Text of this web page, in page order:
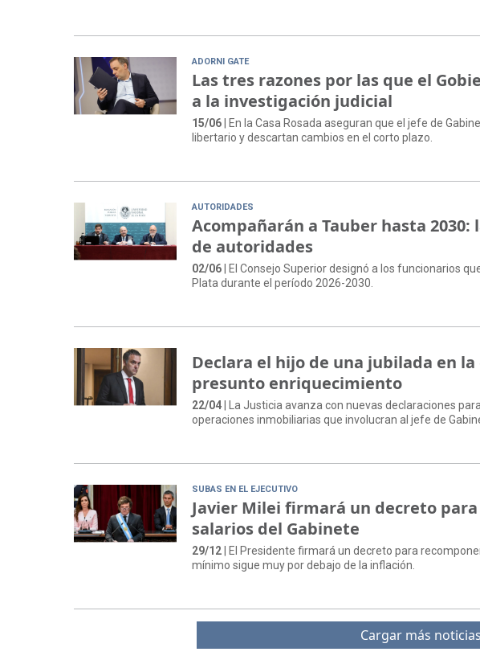
ADORNI GATE
Las tres razones por las que el
a la investigación judicial
15/06 | En la Casa Rosada aseguran que el jefe de
libertario y descartan cambios en el corto plazo.
AUTORIDADES
Acompañarán a Tauber hasta
de autoridades
02/06 | El Consejo Superior designó a los funcionarios
Plata durante el período 2026-2030.
Declara el hijo de una jubilada en
presunto enriquecimiento
22/04 | La Justicia avanza con nuevas declaraciones
operaciones inmobiliarias que involucran al jefe de
SUBAS EN EL EJECUTIVO
Javier Milei firmará un decreto
salarios del Gabinete
29/12 | El Presidente firmará un decreto para
mínimo sigue muy por debajo de la inflación.
Cargar más noticias